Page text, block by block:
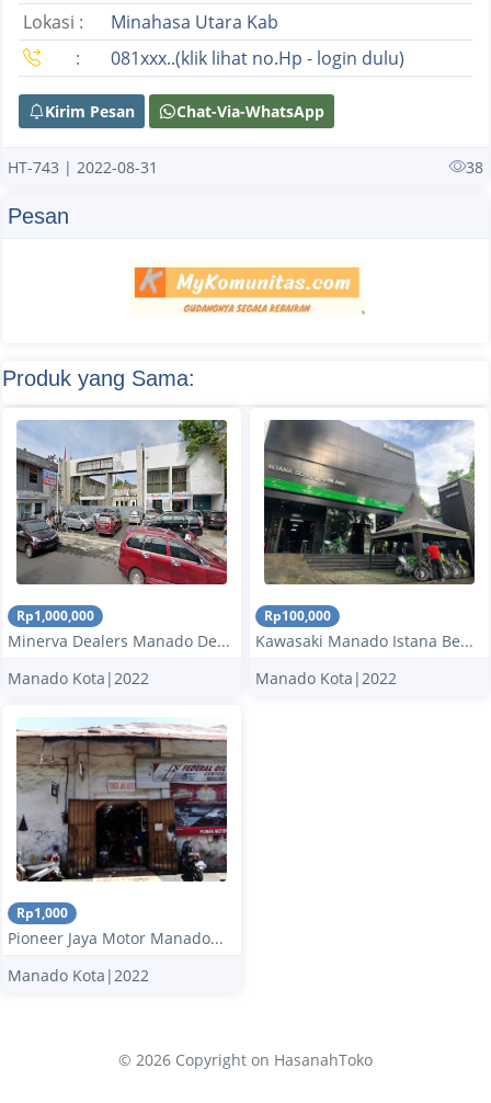
Lokasi :
Minahasa Utara Kab
:
081xxx..(klik lihat no.Hp - login dulu)
Kirim Pesan Chat-Via-WhatsApp
HT-743 | 2022-08-31 38
Pesan
Produk yang Sama:
Rp1,000,000
Minerva Dealers Manado De...
Manado Kota|2022
Rp100,000
Kawasaki Manado Istana Be...
Manado Kota|2022
Rp1,000
Pioneer Jaya Motor Manado...
Manado Kota|2022
© 2026 Copyright on HasanahToko